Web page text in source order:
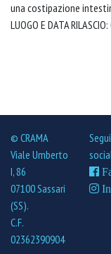
una costipazione
LUOGO E DATA
© CRAMA
Viale Umberto
I, 86
07100 Sassari
(SS).
C.F.
02362390904